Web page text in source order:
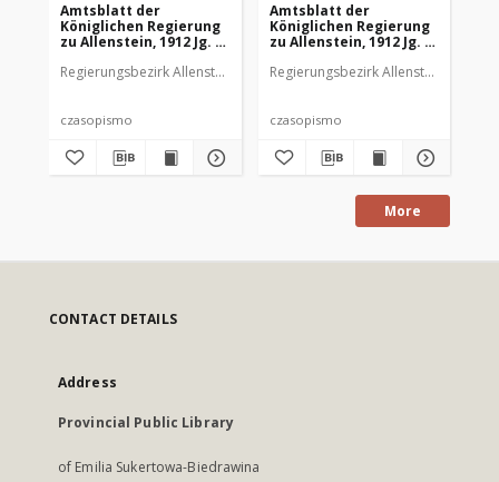
Amtsblatt der
Königlichen Regierung
zu Allenstein, 1912 Jg. 8,
Regierungsbezirk Allenstein
czasopismo
Amtsblatt der
Königlichen Regierung
zu Allenstein, 1912 Jg. 8,
Regierungsbezirk Allenstein
czasopismo
More
CONTACT DETAILS
Address
Provincial Public Library
of Emilia Sukertowa-Biedrawina